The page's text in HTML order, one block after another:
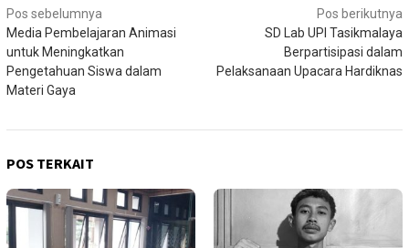
Navigasi
pos
Pos sebelumnya
Media Pembelajaran Animasi
untuk Meningkatkan
Pengetahuan Siswa dalam
Materi Gaya
Pos berikutnya
SD Lab UPI Tasikmalaya
Berpartisipasi dalam
Pelaksanaan Upacara Hardiknas
POS TERKAIT